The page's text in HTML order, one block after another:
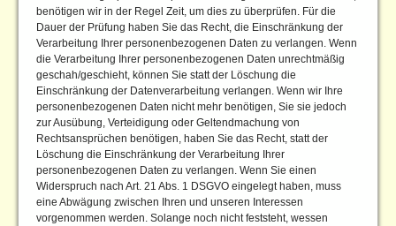
benötigen wir in der Regel Zeit, um dies zu überprüfen. Für die
Dauer der Prüfung haben Sie das Recht, die Einschränkung der
Verarbeitung Ihrer personenbezogenen Daten zu verlangen. Wenn
die Verarbeitung Ihrer personenbezogenen Daten unrechtmäßig
geschah/geschieht, können Sie statt der Löschung die
Einschränkung der Datenverarbeitung verlangen. Wenn wir Ihre
personenbezogenen Daten nicht mehr benötigen, Sie sie jedoch
zur Ausübung, Verteidigung oder Geltendmachung von
Rechtsansprüchen benötigen, haben Sie das Recht, statt der
Löschung die Einschränkung der Verarbeitung Ihrer
personenbezogenen Daten zu verlangen. Wenn Sie einen
Widerspruch nach Art. 21 Abs. 1 DSGVO eingelegt haben, muss
eine Abwägung zwischen Ihren und unseren Interessen
vorgenommen werden. Solange noch nicht feststeht, wessen